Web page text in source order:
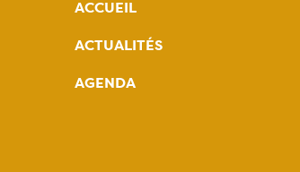
ACCUEIL
ACTUALITÉS
AGENDA